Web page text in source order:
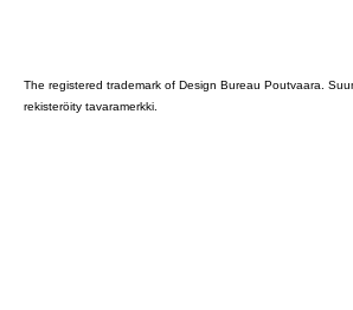
The registered trademark of Design Bureau Poutvaara.
rekisteröity tavaramerkki.